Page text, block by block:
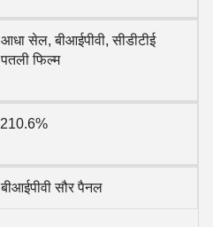
आधा सेल, बीआईपीवी, सीडीटीई
पतली फिल्म
210.6%
बीआईपीवी सौर पैनल